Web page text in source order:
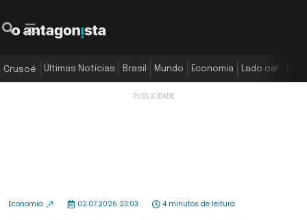
Crusoé Últimas Notícias Brasil Mundo Economia Lado oa!
Economia 02.07.2026 23:03 4 minutos de leitura